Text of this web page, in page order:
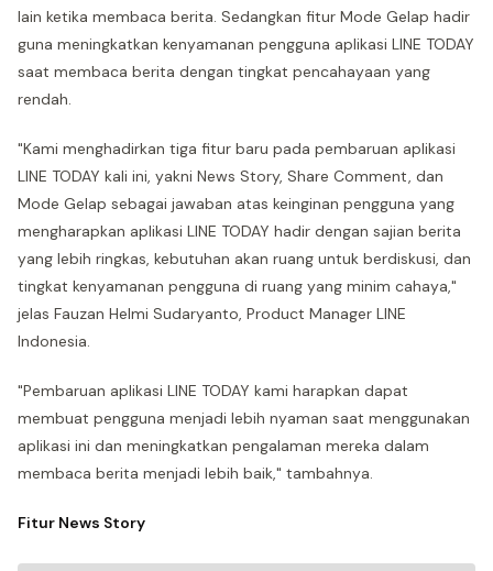
lain ketika membaca berita. Sedangkan fitur Mode Gelap hadir
guna meningkatkan kenyamanan pengguna aplikasi LINE TODAY
saat membaca berita dengan tingkat pencahayaan yang
rendah.
"Kami menghadirkan tiga fitur baru pada pembaruan aplikasi
LINE TODAY kali ini, yakni News Story, Share Comment, dan
Mode Gelap sebagai jawaban atas keinginan pengguna yang
mengharapkan aplikasi LINE TODAY hadir dengan sajian berita
yang lebih ringkas, kebutuhan akan ruang untuk berdiskusi, dan
tingkat kenyamanan pengguna di ruang yang minim cahaya,"
jelas Fauzan Helmi Sudaryanto, Product Manager LINE
Indonesia.
"Pembaruan aplikasi LINE TODAY kami harapkan dapat
membuat pengguna menjadi lebih nyaman saat menggunakan
aplikasi ini dan meningkatkan pengalaman mereka dalam
membaca berita menjadi lebih baik," tambahnya.
Fitur News Story